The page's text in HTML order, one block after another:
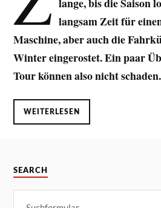
langsam Zeit für
Maschine, aber auch die
Winter eingerostet. Ein paar
Tour können also nicht schaden.
WEITERLESEN
SEARCH